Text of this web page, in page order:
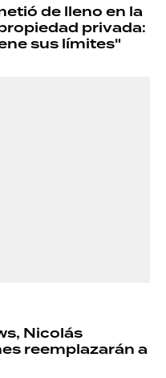
de lleno en la
privada:
sus límites"
Nicolás
reemplazarán a